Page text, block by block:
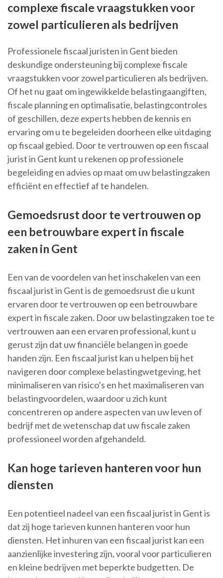
complexe fiscale vraagstukken voor
zowel particulieren als bedrijven
Professionele fiscaal juristen in Gent bieden
deskundige ondersteuning bij complexe fiscale
vraagstukken voor zowel particulieren als bedrijven.
Of het nu gaat om ingewikkelde belastingaangiften,
fiscale planning en optimalisatie, belastingcontroles
of geschillen, deze experts hebben de kennis en
ervaring om u te begeleiden doorheen elke uitdaging
op fiscaal gebied. Door te vertrouwen op een fiscaal
jurist in Gent kunt u rekenen op professionele
begeleiding en advies op maat om uw belastingzaken
efficiënt en effectief af te handelen.
Gemoedsrust door te vertrouwen op
een betrouwbare expert in fiscale
zaken in Gent
Een van de voordelen van het inschakelen van een
fiscaal jurist in Gent is de gemoedsrust die u kunt
ervaren door te vertrouwen op een betrouwbare
expert in fiscale zaken. Door uw belastingzaken toe te
vertrouwen aan een ervaren professional, kunt u
gerust zijn dat uw financiële belangen in goede
handen zijn. Een fiscaal jurist kan u helpen bij het
navigeren door complexe belastingwetgeving, het
minimaliseren van risico’s en het maximaliseren van
belastingvoordelen, waardoor u zich kunt
concentreren op andere aspecten van uw leven of
bedrijf met de wetenschap dat uw fiscale zaken
professioneel worden afgehandeld.
Kan hoge tarieven hanteren voor hun
diensten
Een potentieel nadeel van een fiscaal jurist in Gent is
dat zij hoge tarieven kunnen hanteren voor hun
diensten. Het inhuren van een fiscaal jurist kan een
aanzienlijke investering zijn, vooral voor particulieren
en kleine bedrijven met beperkte budgetten. De